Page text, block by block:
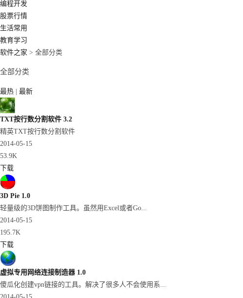
编程开发
股票行情
生活常用
教育学习
软件之家 > 全部分类
全部分类
最热 最新
TXT按行数分割软件 3.2
精英TXT按行数分割软件
2014-05-15
53.9K
下载
3D Pie 1.0
轻量级的3D饼图制作工具。虽然用Excel或者Go...
2014-05-15
195.7K
下载
虚拟专用网络连接制造器 1.0
傻瓜化创建vpn链接的工具。解决了很多人不会使用系...